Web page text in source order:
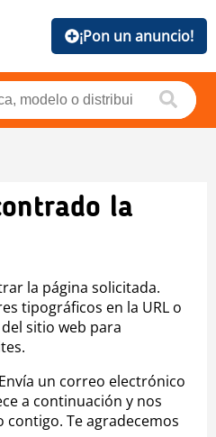
¡Pon un anuncio!
la
la página solicitada.
tipográficos en la URL o
sitio web para
un correo electrónico
a continuación y nos
Te agradecemos